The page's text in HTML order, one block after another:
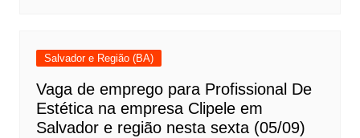
Salvador e Região (BA)
Vaga de emprego para Profissional De
Estética na empresa Clipele em
Salvador e região nesta sexta (05/09)